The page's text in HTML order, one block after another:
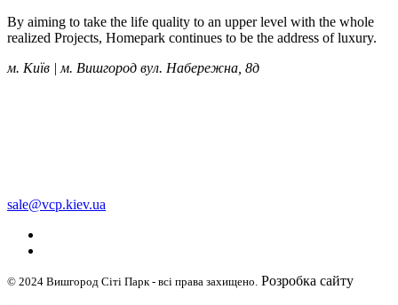
By aiming to take the life quality to an upper level with the whole
realized Projects, Homepark continues to be the address of luxury.
м. Київ | м. Вишгород вул. Набережна, 8д
sale@vcp.kiev.ua
© 2024 Вишгород Сіті Парк - всі права захищено. Розробка сайту